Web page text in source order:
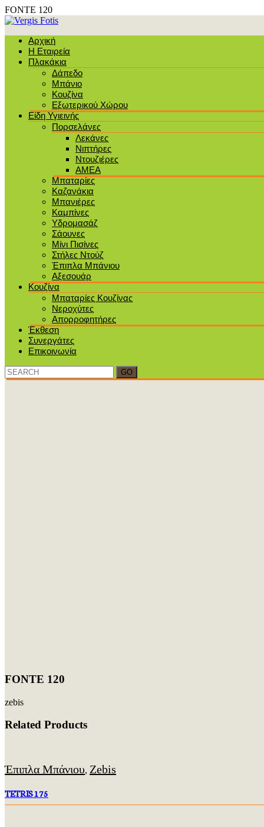
FONTE 120
Αρχική
Η Εταιρεία
Πλακάκια
Δάπεδο
Μπάνιο
Κουζίνα
Εξωτερικού Χώρου
Είδη Υγιεινής
Πορσελάνες
Λεκάνες
Νιπτήρες
Ντουζιέρες
ΑΜΕΑ
Μπαταρίες
Καζανάκια
Μπανιέρες
Καμπίνες
Υδρομασάζ
Σάουνες
Μίνι Πισίνες
Στήλες Ντούζ
Έπιπλα Μπάνιου
Αξεσουάρ
Κουζίνα
Μπαταρίες Κουζίνας
Νεροχύτες
Απορροφητήρες
Έκθεση
Συνεργάτες
Επικοινωνία
Search
for:
FONTE 120
zebis
Related Products
Έπιπλα Μπάνιου, Zebis
TETRIS 175